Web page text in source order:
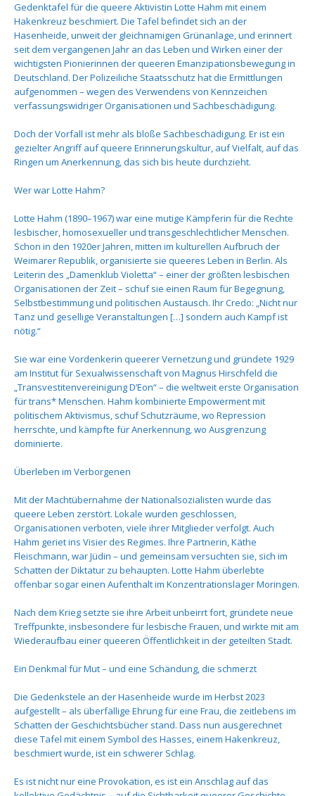
Gedenktafel für die queere Aktivistin Lotte Hahm mit einem
Hakenkreuz beschmiert. Die Tafel befindet sich an der
Hasenheide, unweit der gleichnamigen Grünanlage, und erinnert
seit dem vergangenen Jahr an das Leben und Wirken einer der
wichtigsten Pionierinnen der queeren Emanzipationsbewegung in
Deutschland. Der Polizeiliche Staatsschutz hat die Ermittlungen
aufgenommen – wegen des Verwendens von Kennzeichen
verfassungswidriger Organisationen und Sachbeschädigung.
Doch der Vorfall ist mehr als bloße Sachbeschädigung. Er ist ein
gezielter Angriff auf queere Erinnerungskultur, auf Vielfalt, auf das
Ringen um Anerkennung, das sich bis heute durchzieht.
Wer war Lotte Hahm?
Lotte Hahm (1890–1967) war eine mutige Kämpferin für die Rechte
lesbischer, homosexueller und transgeschlechtlicher Menschen.
Schon in den 1920er Jahren, mitten im kulturellen Aufbruch der
Weimarer Republik, organisierte sie queeres Leben in Berlin. Als
Leiterin des „Damenklub Violetta“ – einer der größten lesbischen
Organisationen der Zeit – schuf sie einen Raum für Begegnung,
Selbstbestimmung und politischen Austausch. Ihr Credo: „Nicht nur
Tanz und gesellige Veranstaltungen […] sondern auch Kampf ist
nötig.“
Sie war eine Vordenkerin queerer Vernetzung und gründete 1929
am Institut für Sexualwissenschaft von Magnus Hirschfeld die
„Transvestitenvereinigung D’Eon“ – die weltweit erste Organisation
für trans* Menschen. Hahm kombinierte Empowerment mit
politischem Aktivismus, schuf Schutzräume, wo Repression
herrschte, und kämpfte für Anerkennung, wo Ausgrenzung
dominierte.
Überleben im Verborgenen
Mit der Machtübernahme der Nationalsozialisten wurde das
queere Leben zerstört. Lokale wurden geschlossen,
Organisationen verboten, viele ihrer Mitglieder verfolgt. Auch
Hahm geriet ins Visier des Regimes. Ihre Partnerin, Käthe
Fleischmann, war Jüdin – und gemeinsam versuchten sie, sich im
Schatten der Diktatur zu behaupten. Lotte Hahm überlebte
offenbar sogar einen Aufenthalt im Konzentrationslager Moringen.
Nach dem Krieg setzte sie ihre Arbeit unbeirrt fort, gründete neue
Treffpunkte, insbesondere für lesbische Frauen, und wirkte mit am
Wiederaufbau einer queeren Öffentlichkeit in der geteilten Stadt.
Ein Denkmal für Mut – und eine Schändung, die schmerzt
Die Gedenkstele an der Hasenheide wurde im Herbst 2023
aufgestellt – als überfällige Ehrung für eine Frau, die zeitlebens im
Schatten der Geschichtsbücher stand. Dass nun ausgerechnet
diese Tafel mit einem Symbol des Hasses, einem Hakenkreuz,
beschmiert wurde, ist ein schwerer Schlag.
Es ist nicht nur eine Provokation, es ist ein Anschlag auf das